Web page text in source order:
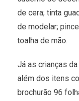
de cera; tinta
de modelar;
toalha de mão.
Já as crianças
além dos itens
brochurão 96